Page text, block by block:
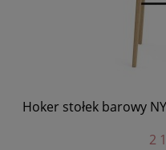
Hoker stołek barowy
2